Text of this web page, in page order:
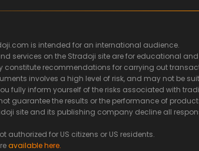
is intended for an international audience.
services on the Stradoji site are for educational
constitute recommendations for carrying out
involves a high level of risk, and may not be
fully inform yourself of the risks associated with
guarantee the results or the performance of
site and its publishing company decline all
authorized for US citizens or US residents.
available here.